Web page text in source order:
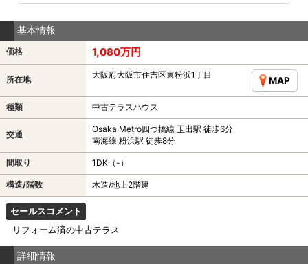
基本情報
価格 1,080万円
所在地 大阪府大阪市住吉区東粉浜1丁目
MAP
種類 中古テラスハウス
交通
Osaka Metro四つ橋線 玉出駅 徒歩6分
南海線 粉浜駅 徒歩8分
間取り 1DK（-）
構造/階数 木造/地上2階建
セールスコメント
リフォーム済の中古テラス
詳細情報